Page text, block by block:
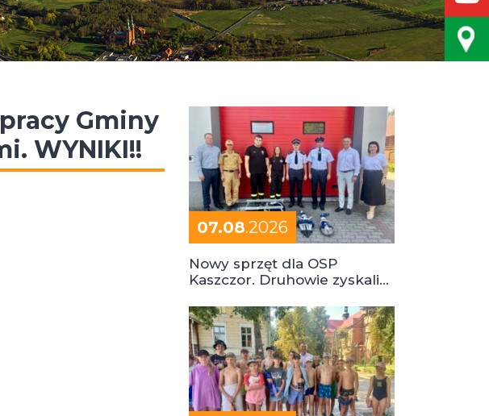
Gminy
WYNIKI!!
07.08.2026
Nowy sprzęt dla OSP
Kaszczor. Druhowie zyskali